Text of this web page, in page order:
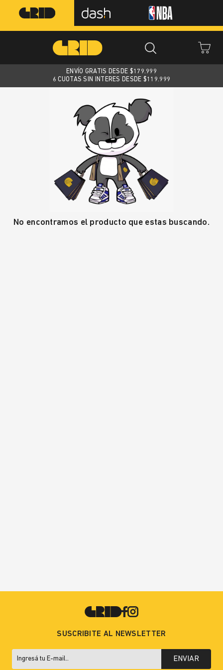
ENVÍO GRATIS DESDE $179.999
6 CUOTAS SIN INTERES DESDE $119.999
No encontramos el producto que estas buscando.
SUSCRIBITE AL NEWSLETTER
ENVIAR